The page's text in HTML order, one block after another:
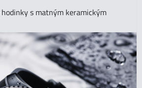
s matným keramickým